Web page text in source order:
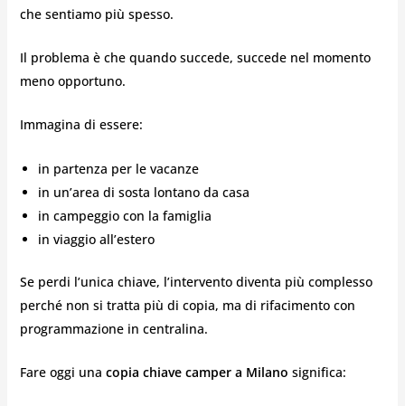
che sentiamo più spesso.
Il problema è che quando succede, succede nel momento
meno opportuno.
Immagina di essere:
in partenza per le vacanze
in un’area di sosta lontano da casa
in campeggio con la famiglia
in viaggio all’estero
Se perdi l’unica chiave, l’intervento diventa più complesso
perché non si tratta più di copia, ma di rifacimento con
programmazione in centralina.
Fare oggi una copia chiave camper a Milano significa: